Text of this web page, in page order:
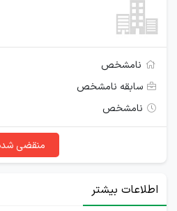
نامشخص
سابقه نامشخص
نامشخص
منقضی
اطلاعات بیشتر